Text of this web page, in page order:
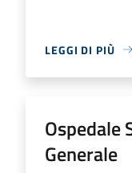
LEGGI DI PIÙ
Ospedale
Generale